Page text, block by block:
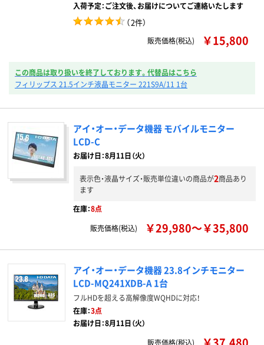
入荷予定：ご注文後、お届けについてご連絡いたします
（2件）
販売価格(税込) ￥15,800
この商品は取り扱いを終了しております。代替品はこちら
フィリップス 21.5インチ液晶モニター 221S9A/11 1台
アイ・オー・データ機器 モバイルモニター
LCD-C
お届け日：8月11日（火）
表示色・液晶サイズ・販売単位違いの商品が2商品あり
ます
在庫：8点
販売価格(税込)
￥29,980～￥35,800
アイ・オー・データ機器 23.8インチモニター
LCD-MQ241XDB-A 1台
フルHDを超える高解像度WQHDに対応！
在庫：3点
お届け日：8月11日（火）
販売価格(税込)